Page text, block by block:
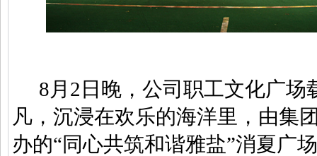
8月 2 日 晚，公司职工文化广场
凡，沉浸在欢乐的海洋里，由集
办的“同心共筑和谐雅盐”消夏广